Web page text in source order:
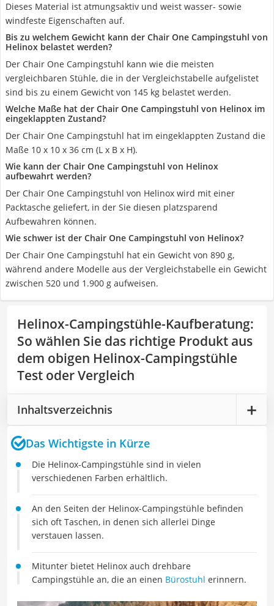
Dieses Material ist atmungsaktiv und weist wasser- sowie
windfeste Eigenschaften auf.
Bis zu welchem Gewicht kann der Chair One Campingstuhl von
Helinox belastet werden?
Der Chair One Campingstuhl kann wie die meisten
vergleichbaren Stühle, die in der Vergleichstabelle aufgelistet
sind bis zu einem Gewicht von 145 kg belastet werden.
Welche Maße hat der Chair One Campingstuhl von Helinox im
eingeklappten Zustand?
Der Chair One Campingstuhl hat im eingeklappten Zustand die
Maße 10 x 10 x 36 cm (L x B x H).
Wie kann der Chair One Campingstuhl von Helinox
aufbewahrt werden?
Der Chair One Campingstuhl von Helinox wird mit einer
Packtasche geliefert, in der Sie diesen platzsparend
Aufbewahren können.
Wie schwer ist der Chair One Campingstuhl von Helinox?
Der Chair One Campingstuhl hat ein Gewicht von 890 g,
während andere Modelle aus der Vergleichstabelle ein Gewicht
zwischen 520 und 1.900 g aufweisen.
Helinox-Campingstühle-Kaufberatung:
So wählen Sie das richtige Produkt aus
dem obigen Helinox-Campingstühle
Test oder Vergleich
Inhaltsverzeichnis
Das Wichtigste in Kürze
Die Helinox-Campingstühle sind in vielen
verschiedenen Farben erhältlich.
An den Seiten der Helinox-Campingstühle befinden
sich oft Taschen, in denen sich allerlei Dinge
verstauen lassen.
Mitunter bietet Helinox auch drehbare
Campingstühle an, die an einen Bürostuhl erinnern.